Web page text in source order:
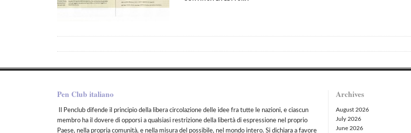
Pen Club italiano
Il Penclub difende il principio della libera circolazione delle idee fra tutte le nazioni, e ciascun
membro ha il dovere di opporsi a qualsiasi restrizione della libertà di espressione nel proprio
Paese, nella propria comunità, e nella misura del possibile, nel mondo intero. Si dichiara a favore
Archives
August 2026
July 2026
June 2026